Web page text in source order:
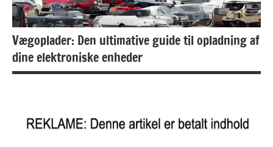
Vægoplader: Den ultimative guide til opladning af
dine elektroniske enheder